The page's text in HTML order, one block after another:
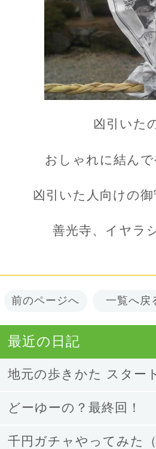
凶引いた
おしゃれに結んで
凶引いた人向けの
善光寺、イヤラ
前のページへ 一覧へ戻
最近の日記
地元の歩きかた スター
どーゆーの？最終回！
千円ガチャやってみた（